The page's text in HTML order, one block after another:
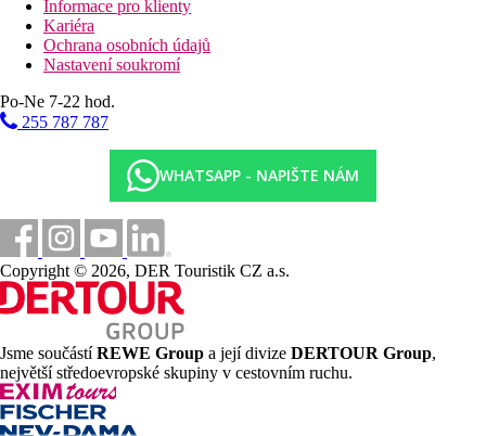
Informace pro klienty
Kariéra
Ochrana osobních údajů
Nastavení soukromí
Po-Ne 7-22 hod.
255 787 787
WHATSAPP - NAPIŠTE NÁM
Copyright © 2026, DER Touristik CZ a.s.
Jsme součástíREWE Group a její divize DERTOUR Group,
největší středoevropské skupiny v cestovním ruchu.